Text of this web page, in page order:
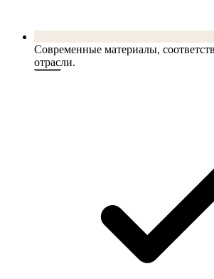
Современные материалы,
отрасли.